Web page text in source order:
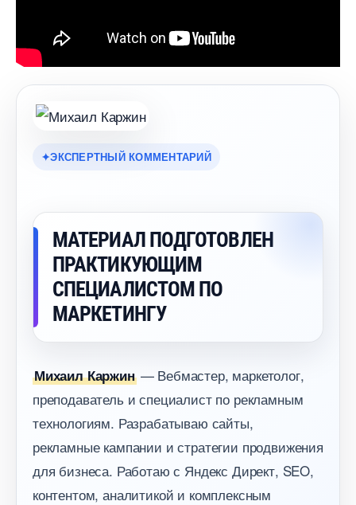
ЭКСПЕРТНЫЙ КОММЕНТАРИЙ
МАТЕРИАЛ ПОДГОТОВЛЕН
ПРАКТИКУЮЩИМ
СПЕЦИАЛИСТОМ ПО
МАРКЕТИНГУ
Михаил Каржин— Вебмастер, маркетолог,
преподаватель и специалист по рекламным
технологиям. Разрабатываю сайты,
рекламные кампании и стратегии продвижения
для бизнеса. Работаю с Яндекс Директ, SEO,
контентом, аналитикой и комплексным